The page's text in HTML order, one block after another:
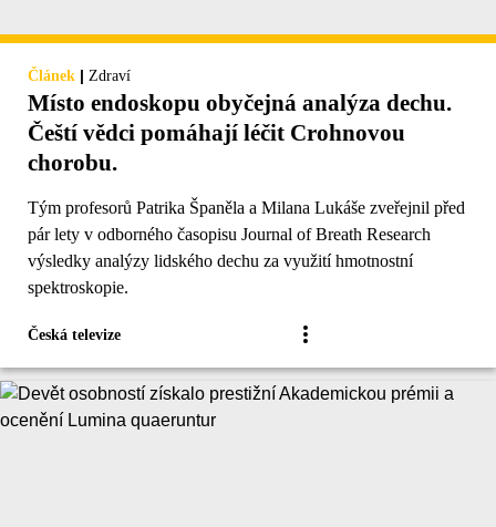
Článek | Zdraví
Místo endoskopu obyčejná analýza dechu.
Čeští vědci pomáhají léčit Crohnovou
chorobu.
Tým profesorů Patrika Španěla a Milana Lukáše zveřejnil před
pár lety v odborného časopisu Journal of Breath Research
výsledky analýzy lidského dechu za využití hmotnostní
spektroskopie.
Česká televize